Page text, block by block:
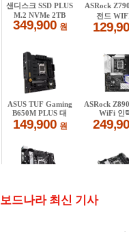
보드나라 최신 기사